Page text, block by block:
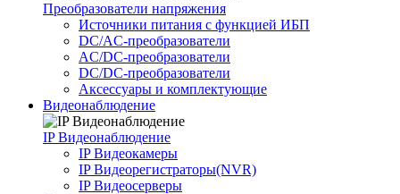
Преобразователи напряжения
Источники питания c функцией ИБП
DC/AC-преобразователи
AC/DC-преобразователи
DC/DC-преобразователи
Аксессуары и комплектующие
Видеонаблюдение
IP Видеонаблюдение
IP Видеокамеры
IP Видеорегистраторы(NVR)
IP Видеосерверы